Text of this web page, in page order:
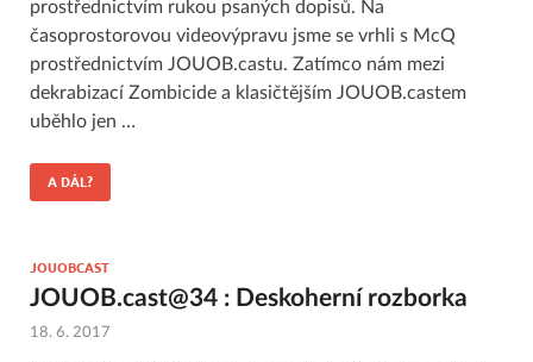
prostřednictvím rukou psaných dopisů. Na
časoprostorovou videovýpravu jsme se vrhli s McQ
prostřednictvím JOUOB.castu. Zatímco nám mezi
dekrabizací Zombicide a klasičtějším JOUOB.castem
uběhlo jen …
A DÁL?
JOUOBCAST
JOUOB.cast@34 : Deskoherní rozborka
18. 6. 2017